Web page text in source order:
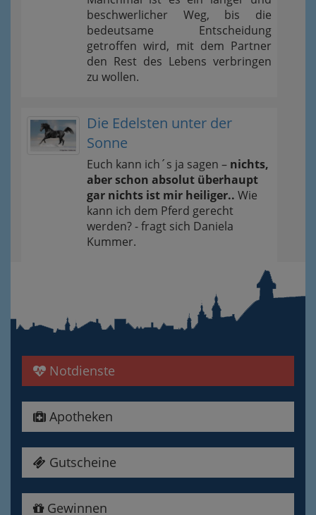
beschwerlicher Weg, bis die
bedeutsame Entscheidung
getroffen wird, mit dem Partner
den Rest des Lebens verbringen
zu wollen.
Die Edelsten unter der
Sonne
Euch kann ich´s ja sagen – nichts,
aber schon absolut überhaupt
gar nichts ist mir heiliger.. Wie
kann ich dem Pferd gerecht
werden? - fragt sich Daniela
Kummer.
Notdienste
Apotheken
Gutscheine
Gewinnen